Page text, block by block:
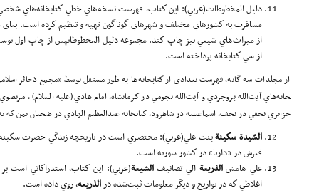
دليل المخطوطات(عربي): اين كتاب، فهرست نسخه‌هاي خطي كتاب­خانه‌هاي
مسافرت به كشورهاي مختلف و شهرهاي گوناگون تهيه و تنظيم كرده است. بناي
از ميراث‌هاي شيعي نيز چاپ كند. مجموعه دليل المخطوطاتپس از چاپ اول
از سي كتاب­خانه پرداخته است.
خانه‌هاي آيت‌الله بروجردي و آيت‌الله نجومي در كرمانشاه، امام هادي (علیه السلام) ،
جزايري نجفي در نجف، اسماعيليه در شاهرود، كتاب­خانه عبدالعظيم الهادي در ضحيان يمن كه
السّيدةسكينةبنت علي(عربي): مختصري است در تاريخچه‌ زندگي حضرت
قبرش در «داريا» در كشور سوريه است.
علي هامشالذريعة الي تصانيفالشيعة(عربي): اين كتاب، استدراكاتي است
اغلاطي كه در تواريخ و ديگر معلومات ثبت‌شده درالذريعه، روي داده است.